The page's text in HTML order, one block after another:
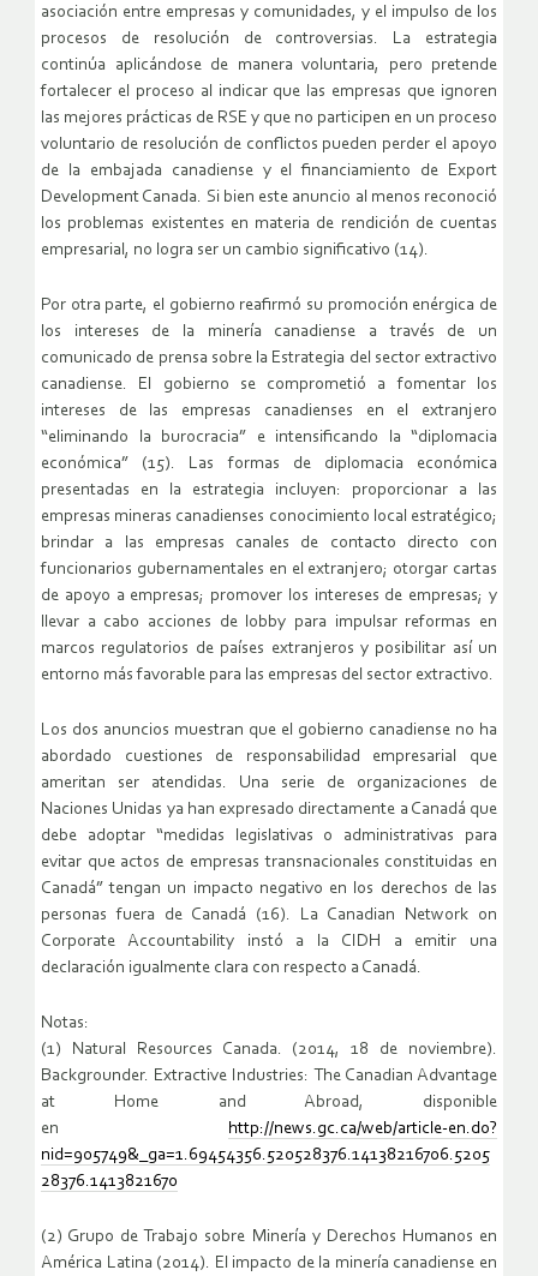
asociación entre empresas y comunidades, y el impulso de los
procesos de resolución de controversias. La estrategia
continúa aplicándose de manera voluntaria, pero pretende
fortalecer el proceso al indicar que las empresas que ignoren
las mejores prácticas de RSE y que no participen en un proceso
voluntario de resolución de conflictos pueden perder el apoyo
de la embajada canadiense y el financiamiento de Export
Development Canada. Si bien este anuncio al menos reconoció
los problemas existentes en materia de rendición de cuentas
empresarial, no logra ser un cambio significativo (14).
Por otra parte, el gobierno reafirmó su promoción enérgica de
los intereses de la minería canadiense a través de un
comunicado de prensa sobre la Estrategia del sector extractivo
canadiense. El gobierno se comprometió a fomentar los
intereses de las empresas canadienses en el extranjero
“eliminando la burocracia” e intensificando la “diplomacia
económica” (15). Las formas de diplomacia económica
presentadas en la estrategia incluyen: proporcionar a las
empresas mineras canadienses conocimiento local estratégico;
brindar a las empresas canales de contacto directo con
funcionarios gubernamentales en el extranjero; otorgar cartas
de apoyo a empresas; promover los intereses de empresas; y
llevar a cabo acciones de lobby para impulsar reformas en
marcos regulatorios de países extranjeros y posibilitar así un
entorno más favorable para las empresas del sector extractivo.
Los dos anuncios muestran que el gobierno canadiense no ha
abordado cuestiones de responsabilidad empresarial que
ameritan ser atendidas. Una serie de organizaciones de
Naciones Unidas ya han expresado directamente a Canadá que
debe adoptar “medidas legislativas o administrativas para
evitar que actos de empresas transnacionales constituidas en
Canadá” tengan un impacto negativo en los derechos de las
personas fuera de Canadá (16). La Canadian Network on
Corporate Accountability instó a la CIDH a emitir una
declaración igualmente clara con respecto a Canadá.
Notas:
(1) Natural Resources Canada. (2014, 18 de noviembre).
Backgrounder. Extractive Industries: The Canadian Advantage
at Home and Abroad, disponible
en http://news.gc.ca/web/article-en.do?
nid=905749&_ga=1.69454356.520528376.14138216706.5205
28376.1413821670
(2) Grupo de Trabajo sobre Minería y Derechos Humanos en
América Latina (2014). El impacto de la minería canadiense en